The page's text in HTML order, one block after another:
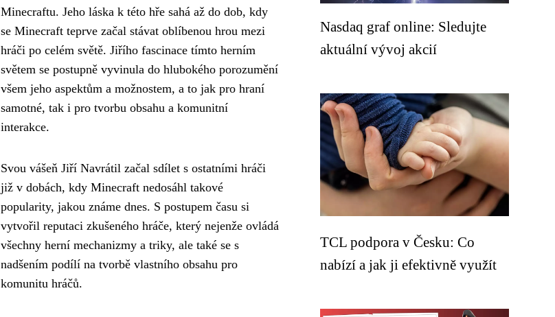
Minecraftu. Jeho láska k této hře sahá až do dob, kdy
se Minecraft teprve začal stávat oblíbenou hrou mezi
hráči po celém světě. Jiřího fascinace tímto herním
světem se postupně vyvinula do hlubokého porozumění
všem jeho aspektům a možnostem, a to jak pro hraní
samotné, tak i pro tvorbu obsahu a komunitní
interakce.
Svou vášeň Jiří Navrátil začal sdílet s ostatními hráči
již v dobách, kdy Minecraft nedosáhl takové
popularity, jakou známe dnes. S postupem času si
vytvořil reputaci zkušeného hráče, který nejenže ovládá
všechny herní mechanizmy a triky, ale také se s
nadšením podílí na tvorbě vlastního obsahu pro
komunitu hráčů.
Nasdaq graf online: Sledujte
aktuální vývoj akcií
TCL podpora v Česku: Co
nabízí a jak ji efektivně využít